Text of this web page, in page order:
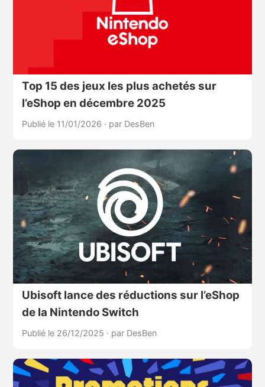
Top 15 des jeux les plus achetés sur
l’eShop en décembre 2025
Publié le 11/01/2026 · par DesBen
Ubisoft lance des réductions sur l’eShop
de la Nintendo Switch
Publié le 26/12/2025 · par DesBen